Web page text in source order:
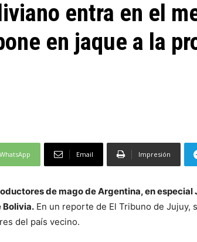
entra en el
en jaque a la
WhatsApp Email Impresión
de mago de Argentina, en especial
Bolivia. En un reporte de El Tribuno de Jujuy,
del país vecino.